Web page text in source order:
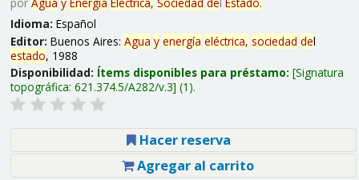
Idioma: Español
Editor: Buenos Aires: Agua y energía eléctrica, sociedad del
estado, 1988
Disponibilidad: Ítems disponibles para préstamo: Signatura
topográfica: 621.374.5/A282/v.3 (1).
Hacer reserva
Agregar al carrito